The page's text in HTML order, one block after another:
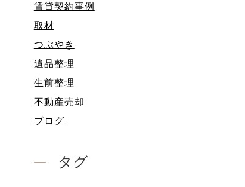
賃貸契約事例
取材
つぶやき
遺品整理
生前整理
不動産売却
ブログ
タグ